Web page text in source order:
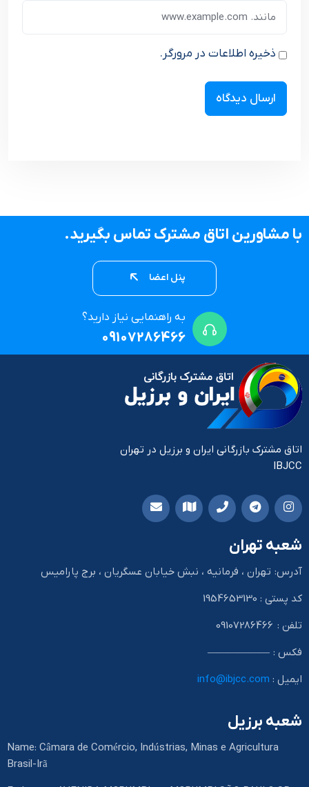
ذخیره اطلاعات در مرورگر.
با مشاورین اتاق مشترک تماس بگیرید.
پنل اعضا
به راهنمایی نیاز دارید؟
09107286466
اتاق مشترک بازرگانی ایران و برزیل در تهران
IBJCC
شعبه تهران
آدرس: تهران ، فرمانیه ، نبش خیابان عسگریان ، برج پارامیس
کد پستی : 1954653130
تلفن : 09107286466
فکس : ——————
ایمیل : info@ibjcc.com
شعبه برزیل
Name: Câmara de Comércio, Indústrias, Minas e Agricultura
Brasil-Irã